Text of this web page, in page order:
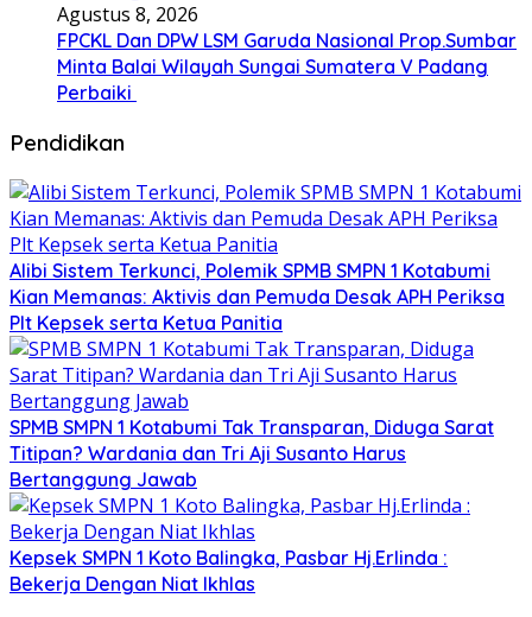
Agustus 8, 2026
FPCKL Dan DPW LSM Garuda Nasional Prop.Sumbar
Minta Balai Wilayah Sungai Sumatera V Padang
Perbaiki
Pendidikan
Alibi Sistem Terkunci, Polemik SPMB SMPN 1 Kotabumi
Kian Memanas: Aktivis dan Pemuda Desak APH Periksa
Plt Kepsek serta Ketua Panitia
SPMB SMPN 1 Kotabumi Tak Transparan, Diduga Sarat
Titipan? Wardania dan Tri Aji Susanto Harus
Bertanggung Jawab
Kepsek SMPN 1 Koto Balingka, Pasbar Hj.Erlinda :
Bekerja Dengan Niat Ikhlas